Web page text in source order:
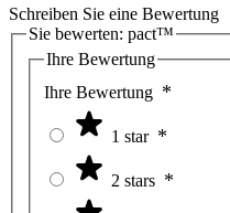
Schreiben Sie eine Bewertung
Sie bewerten: pact™
Ihre Bewertung
Ihre Bewertung
1 star
2 stars